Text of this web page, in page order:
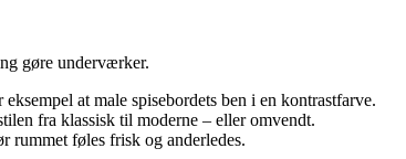
gøre underværker.
at male spisebordets ben i en kontrastfarve.
fra klassisk til moderne – eller omvendt.
rummet føles frisk og anderledes.